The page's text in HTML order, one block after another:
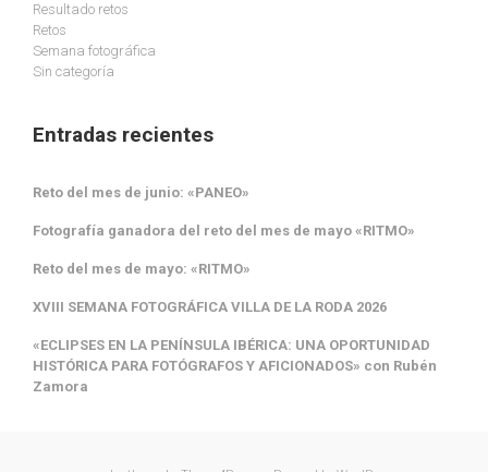
Resultado retos
Retos
Semana fotográfica
Sin categoría
Entradas recientes
Reto del mes de junio: «PANEO»
Fotografía ganadora del reto del mes de mayo «RITMO»
Reto del mes de mayo: «RITMO»
XVIII SEMANA FOTOGRÁFICA VILLA DE LA RODA 2026
«ECLIPSES EN LA PENÍNSULA IBÉRICA: UNA OPORTUNIDAD
HISTÓRICA PARA FOTÓGRAFOS Y AFICIONADOS» con Rubén
Zamora